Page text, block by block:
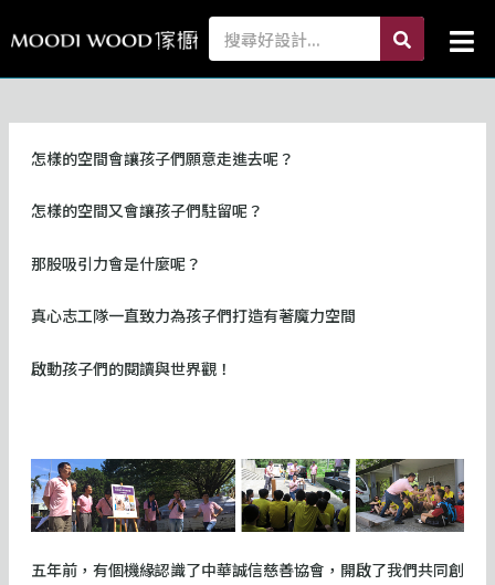
至
內
Search search
怎樣的空間會讓孩子們願意走進去呢？
怎樣的空間又會讓孩子們駐留呢？
那股吸引力會是什麼呢？
真心志工隊一直致力為孩子們打造有著魔力空間
啟動孩子們的閱讀與世界觀！
五年前，有個機緣認識了中華誠信慈善協會，開啟了我們共同創